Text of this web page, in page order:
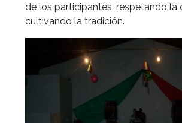
de los participantes, respetando la
cultivando la tradición.